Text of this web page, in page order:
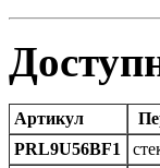
Артикул
PRL9U56BF1